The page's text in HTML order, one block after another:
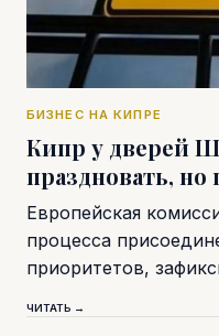
БИЗНЕС НА КИПРЕ
Кипр у дверей
праздновать, но
Европейская
процесса
приоритетов,
ЧИТАТЬ →